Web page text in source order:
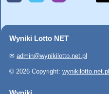
Wyniki Lotto NET
✉ admin@wynikilotto.net.pl
© 2026 Copyright: wynikilotto.net.pl